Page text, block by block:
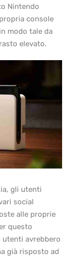
Nintendo
console
modo tale da
elevato.
gli utenti
social
alle proprie
questo
utenti avrebbero
già risposto ad